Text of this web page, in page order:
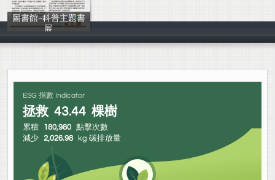
圖書館~科普主題書
展
圖書館
ESG 指數 Indicator
拯救 43.44 棵樹
累積 180,980 點擊次數
減少 2,026.98 kg 碳排放量